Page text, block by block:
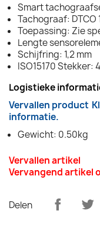
Smart
Tachograaf: DTCO
Toepassing: Zie
Lengte
Schijfring: 1,2 mm
ISO15170 Stekker:
Logistieke
Vervallen product
informatie.
Gewicht: 0.50kg
Vervallen artikel
Vervangend artikel
Delen